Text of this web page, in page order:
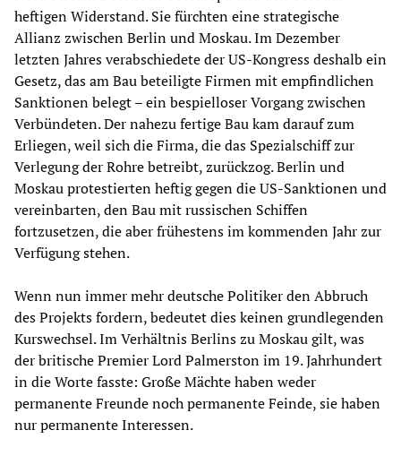
heftigen Widerstand. Sie fürchten eine strategische
Allianz zwischen Berlin und Moskau. Im Dezember
letzten Jahres verabschiedete der US-Kongress deshalb ein
Gesetz, das am Bau beteiligte Firmen mit empfindlichen
Sanktionen belegt – ein bespielloser Vorgang zwischen
Verbündeten. Der nahezu fertige Bau kam darauf zum
Erliegen, weil sich die Firma, die das Spezialschiff zur
Verlegung der Rohre betreibt, zurückzog. Berlin und
Moskau protestierten heftig gegen die US-Sanktionen und
vereinbarten, den Bau mit russischen Schiffen
fortzusetzen, die aber frühestens im kommenden Jahr zur
Verfügung stehen.
Wenn nun immer mehr deutsche Politiker den Abbruch
des Projekts fordern, bedeutet dies keinen grundlegenden
Kurswechsel. Im Verhältnis Berlins zu Moskau gilt, was
der britische Premier Lord Palmerston im 19. Jahrhundert
in die Worte fasste: Große Mächte haben weder
permanente Freunde noch permanente Feinde, sie haben
nur permanente Interessen.